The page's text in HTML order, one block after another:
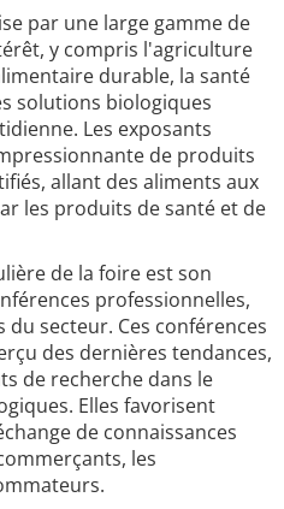
par une large gamme de
y compris l'agriculture
durable, la santé
solutions biologiques
Les exposants
de produits
allant des aliments aux
les produits de santé et de
de la foire est son
professionnelles,
secteur. Ces conférences
des dernières tendances,
de recherche dans le
Elles favorisent
de connaissances
les